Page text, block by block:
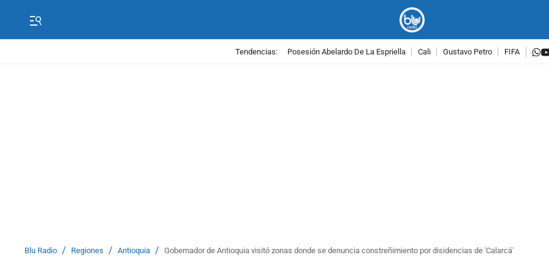
Tendencias: Posesión Abelardo De La Espriella Cali Gustavo Petro FIFA
Blu Radio / Regiones / Antioquia / Gobernador de Antioquia visitó zonas donde se denuncia constreñimiento por disidencias de 'Calarcá'